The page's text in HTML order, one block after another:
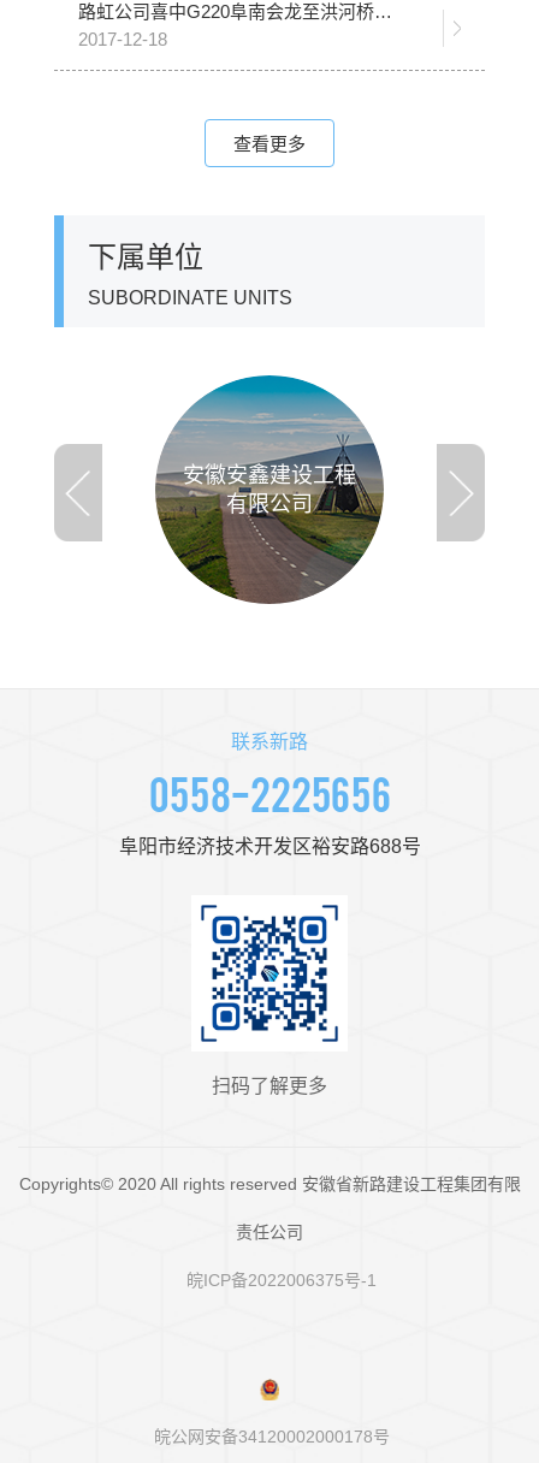
路虹公司喜中G220阜南会龙至洪河桥段改建工程一标段 沥青路面工程
2017-12-18
查看更多
下属单位
SUBORDINATE UNITS
安徽安鑫建设工程
有限公司
联系新路
0558-2225656
阜阳市经济技术开发区裕安路688号
扫码了解更多
Copyrights© 2020 All rights reserved 安徽省新路建设工程集团有限
责任公司
皖ICP备2022006375号-1
皖公网安备34120002000178号